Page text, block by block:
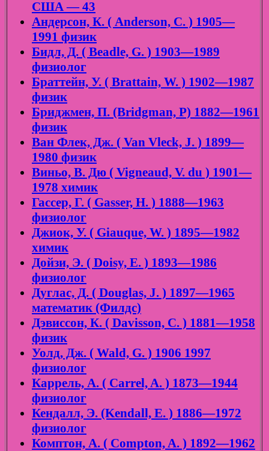
США — 43
Андерсон, К. ( Anderson, C. ) 1905—
1991 физик
Бидл, Д. ( Beadle, G. ) 1903—1989
физиолог
Браттейн, У. ( Brattain, W. ) 1902—1987
физик
Бриджмен, П. (Bridgman, P) 1882—1961
физик
Ван Флек, Дж. ( Van Vleck, J. ) 1899—
1980 физик
Виньо, В. Дю ( Vigneaud, V. du ) 1901—
1978 химик
Гассер, Г. ( Gasser, H. ) 1888—1963
физиолог
Джиок, У. ( Giauque, W. ) 1895—1982
химик
Дойзи, Э. ( Doisy, E. ) 1893—1986
физиолог
Дуглас, Д. ( Douglas, J. ) 1897—1965
математик (Филдс)
Дэвиссон, К. ( Davisson, C. ) 1881—1958
физик
Уолд, Дж. ( Wald, G. ) 1906 1997
физиолог
Каррель, А. ( Carrel, A. ) 1873—1944
физиолог
Кендалл, Э. (Kendall, E. ) 1886—1972
физиолог
Комптон, А. ( Compton, A. ) 1892—1962